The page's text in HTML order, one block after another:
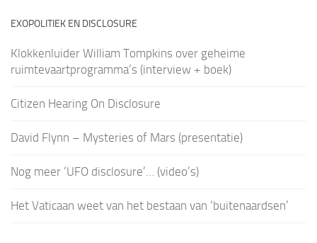
EXOPOLITIEK EN DISCLOSURE
Klokkenluider William Tompkins over geheime
ruimtevaartprogramma’s (interview + boek)
Citizen Hearing On Disclosure
David Flynn – Mysteries of Mars (presentatie)
Nog meer ‘UFO disclosure’… (video’s)
Het Vaticaan weet van het bestaan van ‘buitenaardsen’